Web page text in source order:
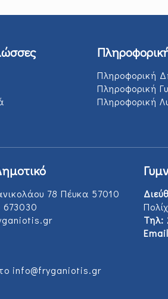
Πληροφορική
Πληροφορική
Πληροφορική
78 Πέυκα 57010
673030
Τηλ:
info@fryganiotis.gr